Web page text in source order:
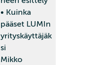
• Kuinka
pääset LUMIn
yrityskäyttäjäk
si
Mikko